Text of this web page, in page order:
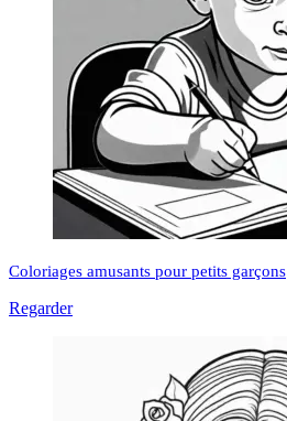
Coloriages amusants pour petits garçons
Regarder